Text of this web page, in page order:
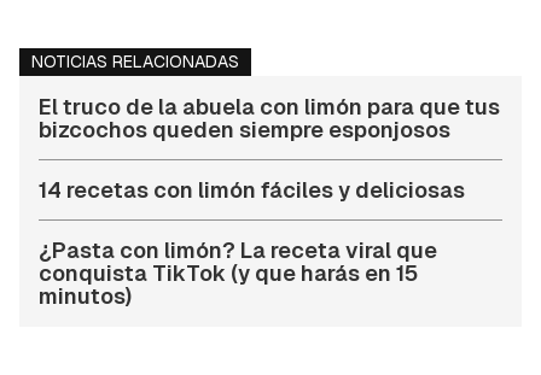
NOTICIAS RELACIONADAS
El truco de la abuela con limón para que tus
bizcochos queden siempre esponjosos
14 recetas con limón fáciles y deliciosas
¿Pasta con limón? La receta viral que
conquista TikTok (y que harás en 15
minutos)